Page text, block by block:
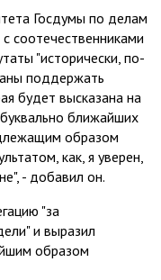
Госдумы по делам
соотечественниками
"исторически, по-
поддержать
будет высказана на
ближайших
образом
как, я уверен,
- добавил он.
"за
и выразил
образом